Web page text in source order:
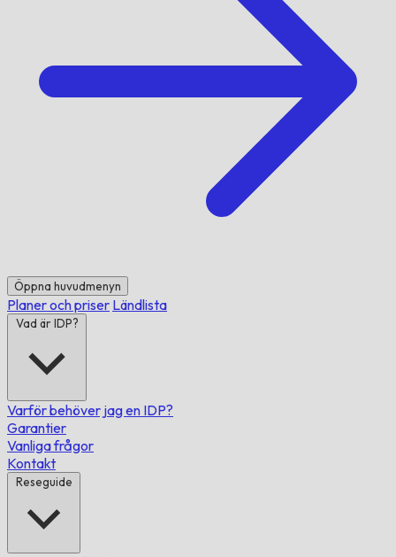
Öppna huvudmenyn
Planer och priser Ländlista
Vad är IDP?
Varför behöver jag en IDP?
Garantier
Vanliga frågor
Kontakt
Reseguide